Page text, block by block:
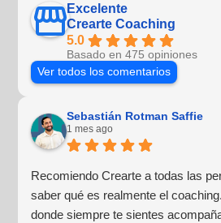
Excelente
Crearte Coaching
5.0
Basado en 475 opiniones
Ver todos los comentarios
Sebastián Rotman Saffie
1 mes ago
Recomiendo Crearte a todas las
saber qué es realmente el
donde siempre te sientes